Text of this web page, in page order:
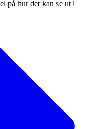
på hur det kan se ut i